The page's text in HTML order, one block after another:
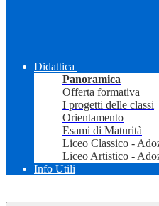
Didattica
Panoramica
Offerta formativa
I progetti delle classi
Orientamento
Esami di Maturità
Liceo Classico -
Liceo Artistico -
Info Utili